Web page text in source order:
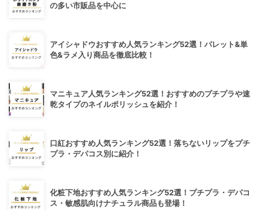
の多い市販品を中心に
アイシャドウおすすめ人気ランキング52選！パレット&単
色&ラメ入り商品を徹底比較！
マニキュア人気ランキング52選！おすすめのプチプラや速
乾タイプのネイルポリッシュを紹介！
口紅おすすめ人気ランキング52選！落ちないリップをプチ
プラ・デパコス別に紹介！
化粧下地おすすめ人気ランキング52選！プチプラ・デパコ
ス・敏感肌向けナチュラル商品も登場！